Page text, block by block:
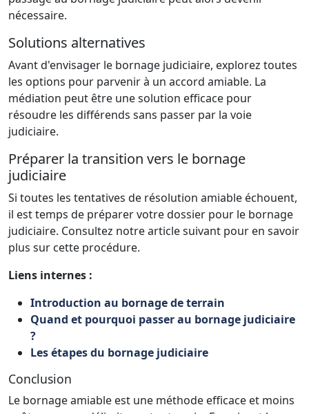
nécessaire.
Solutions alternatives
Avant d'envisager le bornage judiciaire, explorez toutes
les options pour parvenir à un accord amiable. La
médiation peut être une solution efficace pour
résoudre les différends sans passer par la voie
judiciaire.
Préparer la transition vers le bornage
judiciaire
Si toutes les tentatives de résolution amiable échouent,
il est temps de préparer votre dossier pour le bornage
judiciaire. Consultez notre article suivant pour en savoir
plus sur cette procédure.
Liens internes :
Introduction au bornage de terrain
Quand et pourquoi passer au bornage judiciaire
?
Les étapes du bornage judiciaire
Conclusion
Le bornage amiable est une méthode efficace et moins